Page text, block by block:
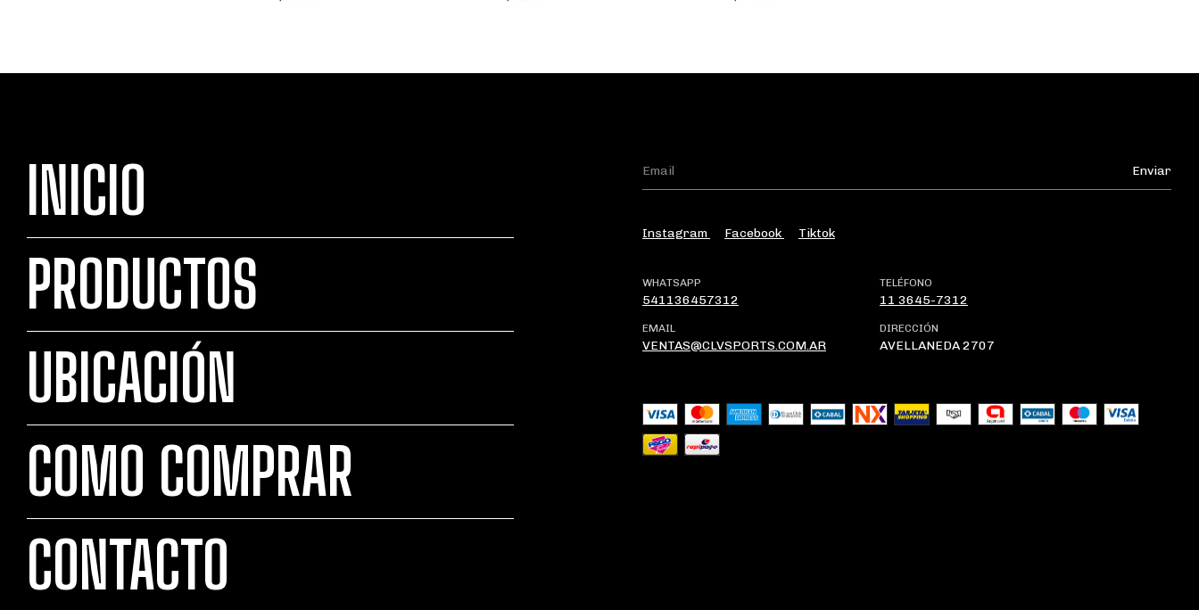
INICIO
PRODUCTOS
UBICACIÓN
COMO COMPRAR
CONTACTO
Instagram Facebook Tiktok
WHATSAPP
541136457312
TELÉFONO
11 3645-7312
EMAIL
VENTAS@CLVSPORTS.COM.AR
DIRECCIÓN
AVELLANEDA 2707